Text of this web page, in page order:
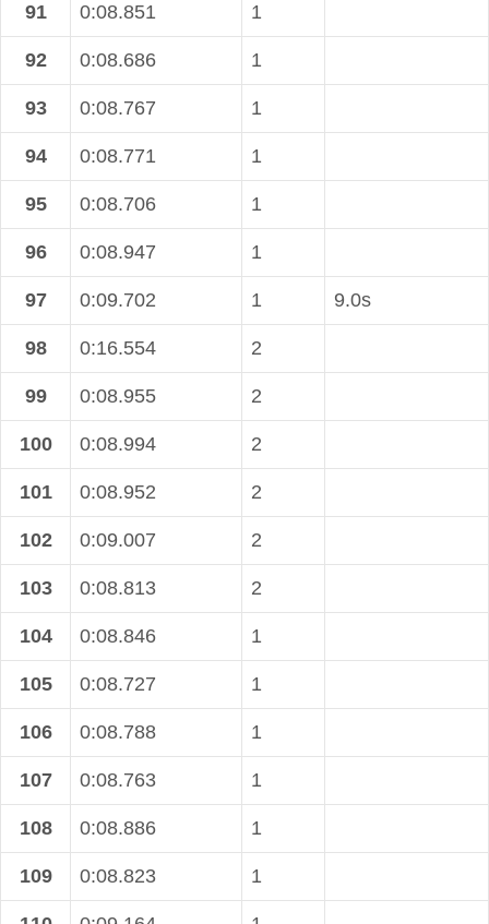
91 0:08.851 1
92 0:08.686 1
93 0:08.767 1
94 0:08.771 1
95 0:08.706 1
96 0:08.947 1
97 0:09.702 1 9.0s
98 0:16.554 2
99 0:08.955 2
100 0:08.994 2
101 0:08.952 2
102 0:09.007 2
103 0:08.813 2
104 0:08.846 1
105 0:08.727 1
106 0:08.788 1
107 0:08.763 1
108 0:08.886 1
109 0:08.823 1